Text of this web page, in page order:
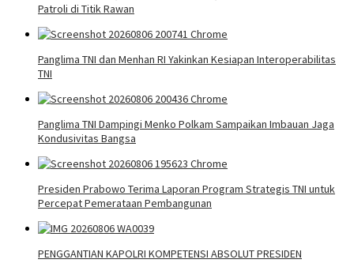
Patroli di Titik Rawan
Panglima TNI dan Menhan RI Yakinkan Kesiapan Interoperabilitas
TNI
Panglima TNI Dampingi Menko Polkam Sampaikan Imbauan Jaga
Kondusivitas Bangsa
Presiden Prabowo Terima Laporan Program Strategis TNI untuk
Percepat Pemerataan Pembangunan
PENGGANTIAN KAPOLRI KOMPETENSI ABSOLUT PRESIDEN